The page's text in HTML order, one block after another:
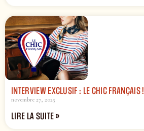
INTERVIEW EXCLUSIF : LE CHIC FRANÇAIS !
novembre 27, 2025
LIRE LA SUITE »